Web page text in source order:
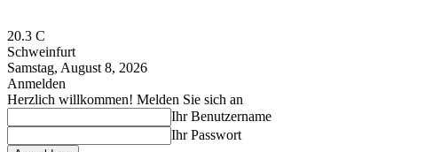
20.3 C
Schweinfurt
Samstag, August 8, 2026
Anmelden
Herzlich willkommen! Melden Sie sich an
Ihr Benutzername
Ihr Passwort